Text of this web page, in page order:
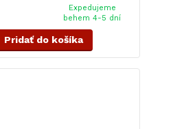
Expedujeme
behem 4-5 dní
Pridať do košíka